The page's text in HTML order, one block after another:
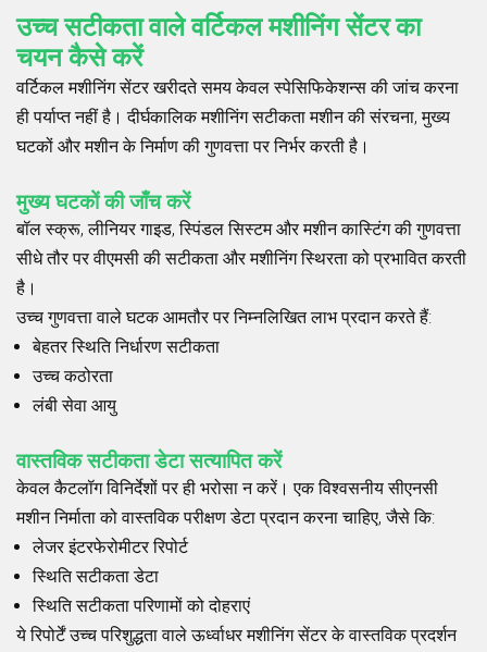
उच्च सटीकता वाले वर्टिकल मशीनिंग सेंटर का
चयन कैसे करें
वर्टिकल मशीनिंग सेंटर खरीदते समय केवल स्पेसिफिकेशन्स की जांच करना
ही पर्याप्त नहीं है। दीर्घकालिक मशीनिंग सटीकता मशीन की संरचना, मुख्य
घटकों और मशीन के निर्माण की गुणवत्ता पर निर्भर करती है।
मुख्य घटकों की जाँच करें
बॉल स्क्रू, लीनियर गाइड, स्पिंडल सिस्टम और मशीन कास्टिंग की गुणवत्ता
सीधे तौर पर वीएमसी की सटीकता और मशीनिंग स्थिरता को प्रभावित करती
है।
उच्च गुणवत्ता वाले घटक आमतौर पर निम्नलिखित लाभ प्रदान करते हैं:
बेहतर स्थिति निर्धारण सटीकता
उच्च कठोरता
लंबी सेवा आयु
वास्तविक सटीकता डेटा सत्यापित करें
केवल कैटलॉग विनिर्देशों पर ही भरोसा न करें। एक विश्वसनीय सीएनसी
मशीन निर्माता को वास्तविक परीक्षण डेटा प्रदान करना चाहिए, जैसे कि:
लेजर इंटरफेरोमीटर रिपोर्ट
स्थिति सटीकता डेटा
स्थिति सटीकता परिणामों को दोहराएं
ये रिपोर्टें उच्च परिशुद्धता वाले ऊर्ध्वाधर मशीनिंग सेंटर के वास्तविक प्रदर्शन